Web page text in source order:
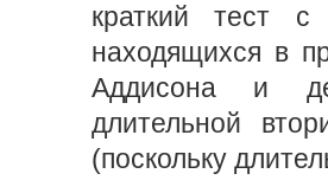
краткий тест с
находящихся в
Аддисона и
длительной
(поскольку